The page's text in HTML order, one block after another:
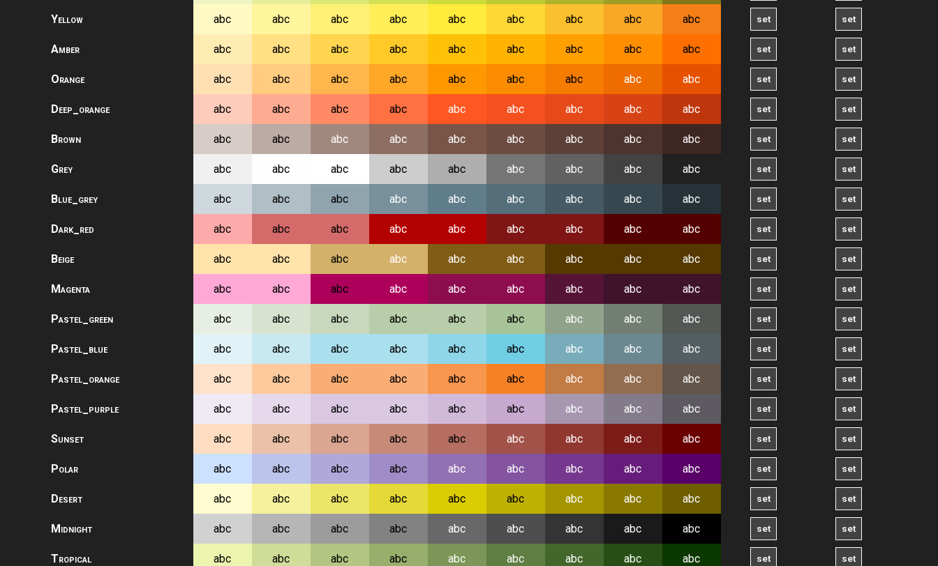
Yellow abc abc abc abc abc abc abc abc abc
Amber abc abc abc abc abc abc abc abc abc
Orange abc abc abc abc abc abc abc abc abc
Deep_orange abc abc abc abc abc abc abc abc abc
Brown abc abc abc abc abc abc abc abc abc
Grey abc abc abc abc abc abc abc abc abc
Blue_grey abc abc abc abc abc abc abc abc abc
Dark_red abc abc abc abc abc abc abc abc abc
Beige abc abc abc abc abc abc abc abc abc
Magenta abc abc abc abc abc abc abc abc abc
Pastel_green abc abc abc abc abc abc abc abc abc
Pastel_blue abc abc abc abc abc abc abc abc abc
Pastel_orange abc abc abc abc abc abc abc abc abc
Pastel_purple abc abc abc abc abc abc abc abc abc
Sunset abc abc abc abc abc abc abc abc abc
Polar abc abc abc abc abc abc abc abc abc
Desert abc abc abc abc abc abc abc abc abc
Midnight abc abc abc abc abc abc abc abc abc
Tropical abc abc abc abc abc abc abc abc abc